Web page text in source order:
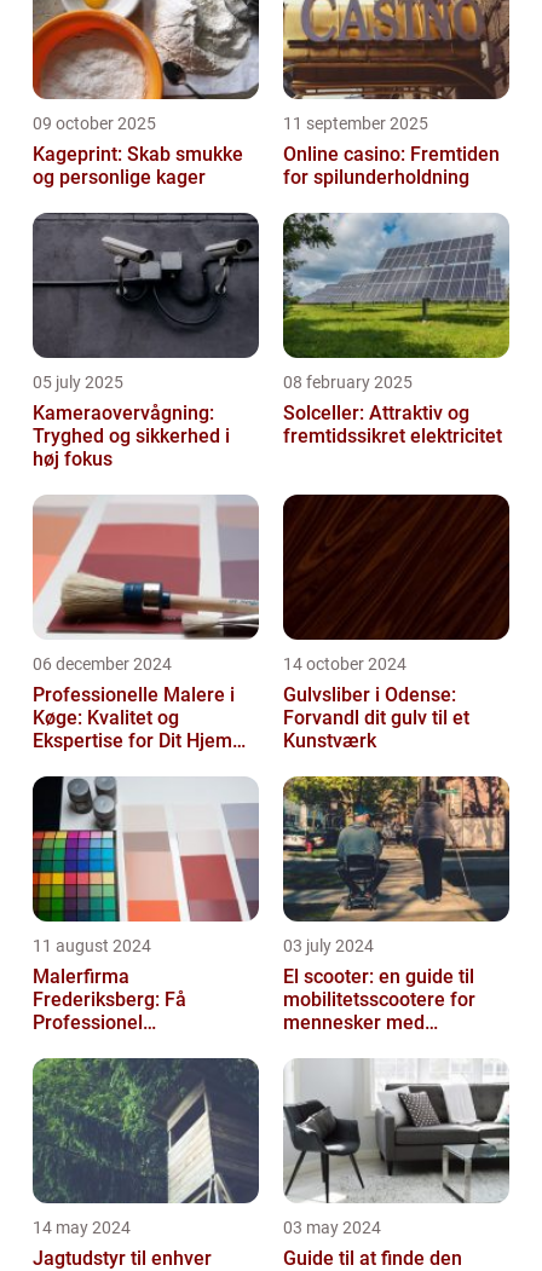
09 october 2025
Kageprint: Skab smukke
og personlige kager
11 september 2025
Online casino: Fremtiden
for spilunderholdning
05 july 2025
Kameraovervågning:
Tryghed og sikkerhed i
høj fokus
08 february 2025
Solceller: Attraktiv og
fremtidssikret elektricitet
06 december 2024
Professionelle Malere i
Køge: Kvalitet og
Ekspertise for Dit Hjem
14 october 2024
Gulvsliber i Odense:
Forvandl dit gulv til et
Kunstværk
11 august 2024
Malerfirma
Frederiksberg: Få
Professionel
eller virksomhed
03 july 2024
El scooter: en guide til
mobilitetsscootere for
mennesker med
14 may 2024
Jagtudstyr til enhver
03 may 2024
Guide til at finde den